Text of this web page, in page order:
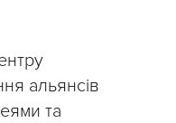
альянсів
та